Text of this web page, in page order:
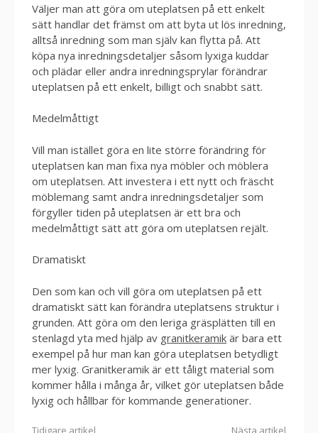
Väljer man att göra om uteplatsen på ett enkelt
sätt handlar det främst om att byta ut lös inredning,
alltså inredning som man själv kan flytta på. Att
köpa nya inredningsdetaljer såsom lyxiga kuddar
och plädar eller andra inredningsprylar förändrar
uteplatsen på ett enkelt, billigt och snabbt sätt.
Medelmåttigt
Vill man istället göra en lite större förändring för
uteplatsen kan man fixa nya möbler och möblera
om uteplatsen. Att investera i ett nytt och fräscht
möblemang samt andra inredningsdetaljer som
förgyller tiden på uteplatsen är ett bra och
medelmåttigt sätt att göra om uteplatsen rejält.
Dramatiskt
Den som kan och vill göra om uteplatsen på ett
dramatiskt sätt kan förändra uteplatsens struktur i
grunden. Att göra om den leriga gräsplätten till en
stenlagd yta med hjälp av granitkeramik är bara ett
exempel på hur man kan göra uteplatsen betydligt
mer lyxig. Granitkeramik är ett tåligt material som
kommer hålla i många år, vilket gör uteplatsen både
lyxig och hållbar för kommande generationer.